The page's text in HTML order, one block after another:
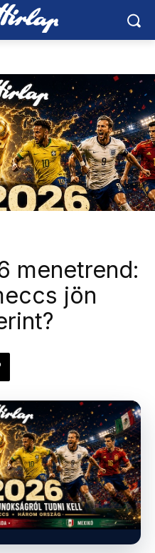
menetrend:
jön